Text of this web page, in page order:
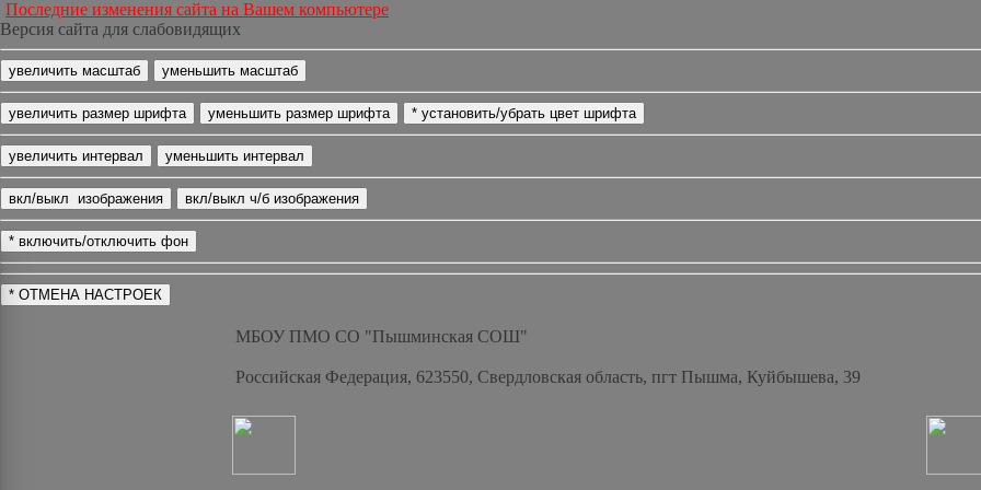
Последние изменения сайта на Вашем компьютере
Версия сайта для слабовидящих
МБОУ ПМО СО "Пышминская СОШ"
Российская Федерация, 623550, Свердловская область, пгт Пышма, Куйбышева, 39